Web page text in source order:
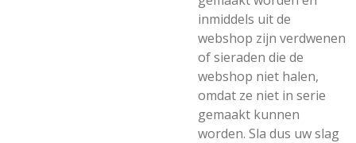
inmiddels uit de
webshop zijn verdwenen
of sieraden die de
webshop niet halen,
omdat ze niet in serie
gemaakt kunnen
worden. Sla dus uw slag